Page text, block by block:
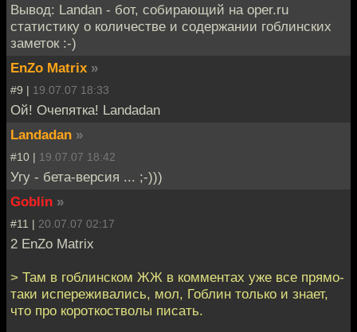
Вывод: Landan - бот, собирающий на oper.ru
статистику о количестве и содержании гоблинских
заметок :-)
EnZo Matrix »
#9 | 19.07.07 18:33
Ой! Очепятка! Landadan
Landadan »
#10 | 19.07.07 18:42
Угу - бета-версия ... ;-)))
Goblin »
#11 | 20.07.07 02:17
2 EnZo Matrix
> Там в гоблинском ЖЖ в комментах уже все прямо-
таки испереживались, мол, Гоблин только и знает,
что про короткостволы писать.